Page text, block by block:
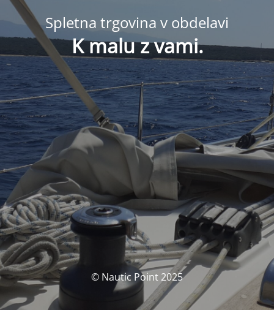
Spletna trgovina v obdelavi
K malu z vami.
© Nautic Point 2025